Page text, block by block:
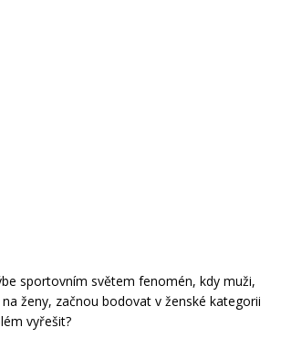
sportovním světem fenomén, kdy muži,
ženy, začnou bodovat v ženské kategorii
vyřešit?